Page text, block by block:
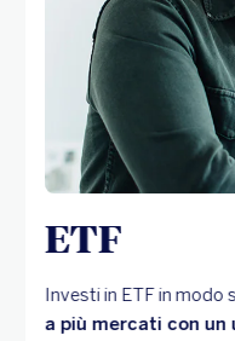
ETF
Investi in ETF in modo
a più mercati con un